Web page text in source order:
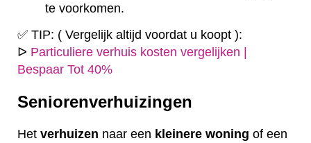
te voorkomen.
✅ TIP: ( Vergelijk altijd voordat u koopt ):
ᐅ Particuliere verhuis kosten vergelijken |
Bespaar Tot 40%
Seniorenverhuizingen
Het verhuizen naar een kleinere woning of een